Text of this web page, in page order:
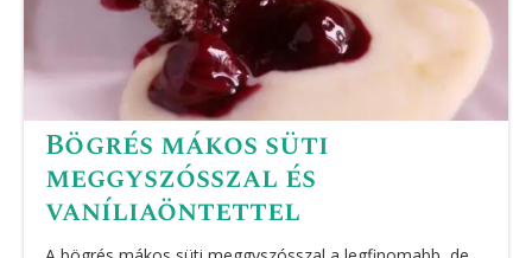
Bögrés mákos süti
meggyszósszal és
vaníliaöntettel